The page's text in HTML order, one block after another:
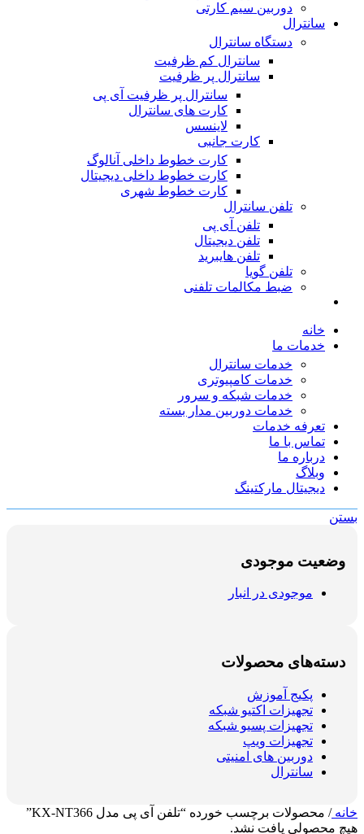
دوربین سیم کارتی
سانترال
دستگاه سانترال
سانترال کم ظرفیت
سانترال پر ظرفیت
سانترال پر ظرفیت آی پی
کارت های سانترال
لاینسس
کارت جانبی
کارت خطوط داخلی آنالوگ
کارت خطوط داخلی دیجیتال
کارت خطوط شهری
تلفن سانترال
تلفن آی پی
تلفن دیجیتال
تلفن هایبرید
تلفن گویا
ضبط مکالمات تلفنی
خانه
خدمات ما
خدمات سانترال
خدمات کامپیوتری
خدمات شبکه و سرور
خدمات دوربین مدار بسته
تعرفه خدمات
تماس با ما
درباره ما
وبلاگ
دیجیتال مارکتینگ
بستن
وضعیت موجودی
موجودی در انبار
دسته‌های محصولات
پکیج آموزش
تجهیزات اکتیو شبکه
تجهیزات پسیو شبکه
تجهیزات ویپ
دوربین های امنیتی
سانترال
خانه/ محصولات برچسب خورده “تلفن آی پی مدل KX-NT366”
هیچ محصولی یافت نشد.